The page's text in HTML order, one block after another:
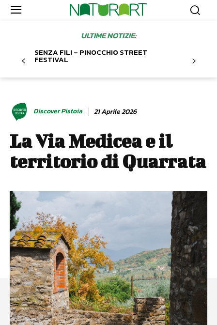
ULTIME NOTIZIE:
SENZA FILI – PINOCCHIO STREET
FESTIVAL
Discover Pistoia 21 Aprile 2026
La Via Medicea e il
territorio di Quarrata